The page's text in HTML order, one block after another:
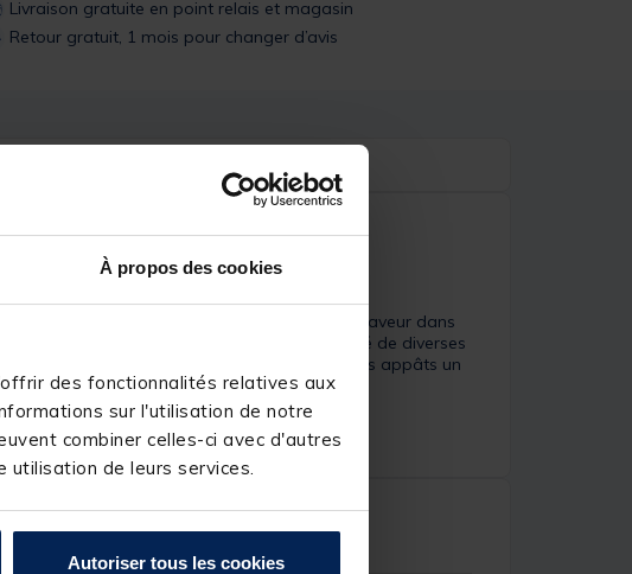
À propos des cookies
des fonctionnalités relatives aux
sur l'utilisation de notre
combiner celles-ci avec d'autres
utilisation de leurs services.
Autoriser tous les cookies
Livraison gratuite en point relais et magasin
Retour gratuit, 1 mois pour changer d’avis
Notre liquide est conçu pour libérer la saveur dans
Épais et luxuriant, il peut être utilisé de diverses
de spod et de sac PVA pour donner à vos appâts un
gardons et brèmes.